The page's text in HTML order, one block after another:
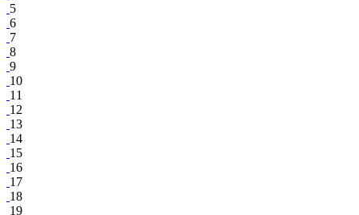
5
6
7
8
9
10
11
12
13
14
15
16
17
18
19